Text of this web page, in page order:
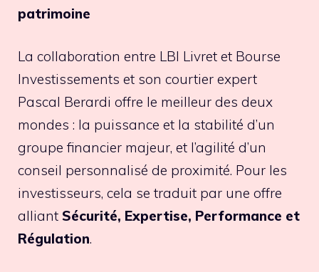
patrimoine
La collaboration entre LBI Livret et Bourse
Investissements et son courtier expert
Pascal Berardi offre le meilleur des deux
mondes : la puissance et la stabilité d’un
groupe financier majeur, et l’agilité d’un
conseil personnalisé de proximité. Pour les
investisseurs, cela se traduit par une offre
alliant Sécurité, Expertise, Performance et
Régulation.